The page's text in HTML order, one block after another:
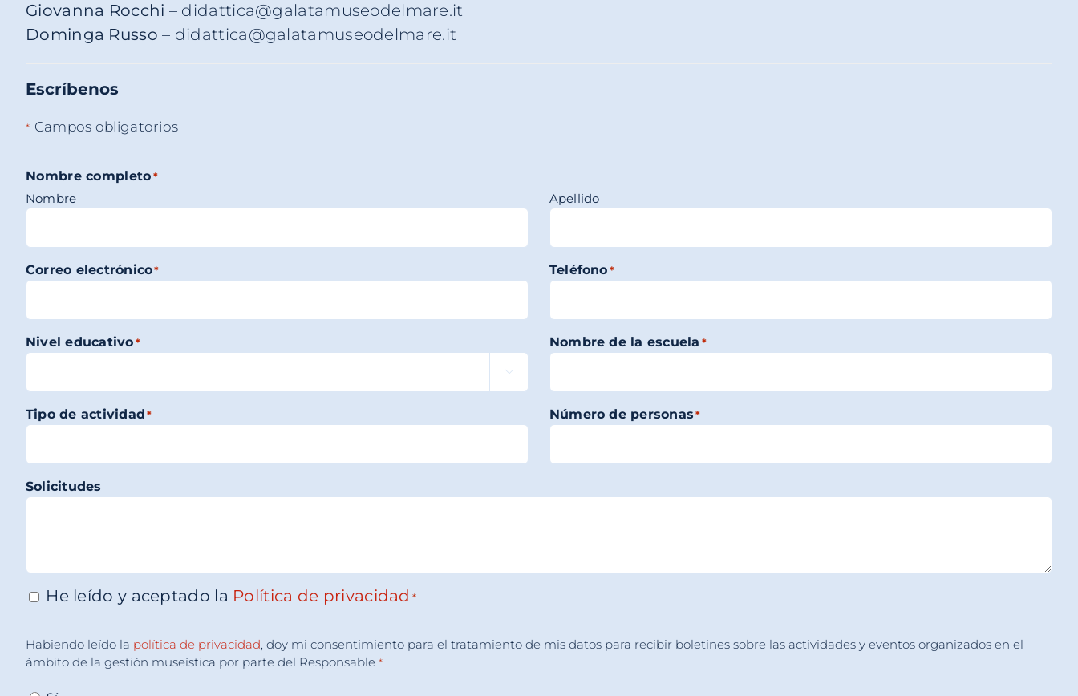
Giovanna Rocchi – didattica@galatamuseodelmare.it
Dominga Russo – didattica@galatamuseodelmare.it
Escríbenos
* Campos obligatorios
Nombre completo*
Nombre Apellido
Correo electrónico* Teléfono*
Nivel educativo*

Nombre de la escuela *
Tipo de actividad* Número de personas*
Solicitudes
Consenso*
He leído y aceptado la Política de privacidad *
Consenso*
Habiendo leído la política de privacidad, doy mi consentimiento para el tratamiento de mis datos para recibir boletines sobre las actividades y eventos organizados en el
ámbito de la gestión museística por parte del Responsable *